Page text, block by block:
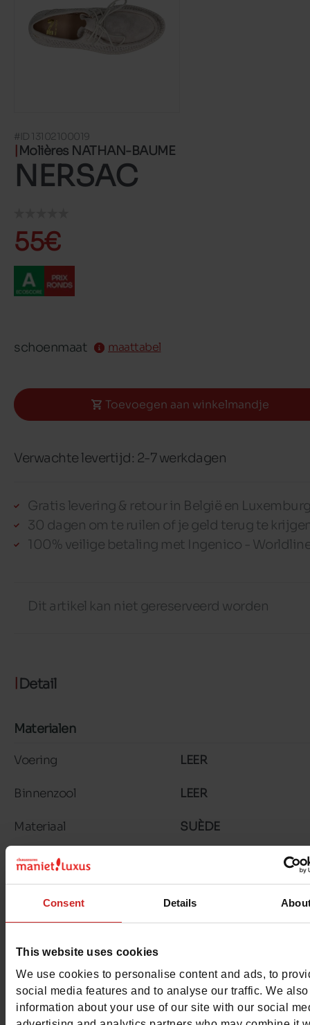
Consent Details
This website uses cookies
We use cookies to personalise content and ads, to
social media features and to analyse our traffic. We
information about your use of our site with our social
#ID 13102100019
Molières NATHAN-BAUME
NERSAC
55€
schoenmaat maattabel
Toevoegen aan winkelmandje
Verwachte levertijd: 2-7 werkdagen
Gratis levering & retour in België en
30 dagen om te ruilen of je geld terug te
100% veilige betaling met Ingenico -
Dit artikel kan niet gereserveerd worden
Detail
Materialen
Voering LEER
Binnenzool LEER
Materiaal SUÈDE
Zool
Color BEIGE
Breedte van de Raad
Waterbestendig Neen
Eco-score A